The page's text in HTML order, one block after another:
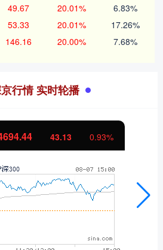
49.67 20.01% 6.83%
53.33 20.01% 17.26%
146.16 20.00% 7.68%
行情 实时轮播
43.13 0.93%